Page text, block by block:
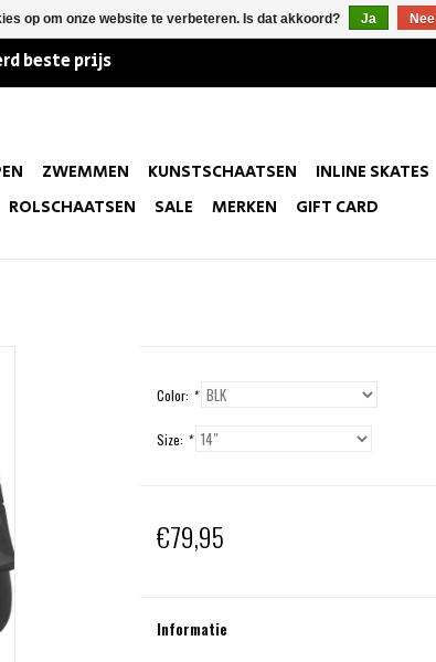
beste prijs
ZWEMMEN KUNSTSCHAATSEN INLINE SKATES
ROLSCHAATSEN
SALE MERKEN GIFT CARD
Color: *
Size: *
€79,95
Informatie
op om onze website te verbeteren. Is dat akkoord? Ja Nee